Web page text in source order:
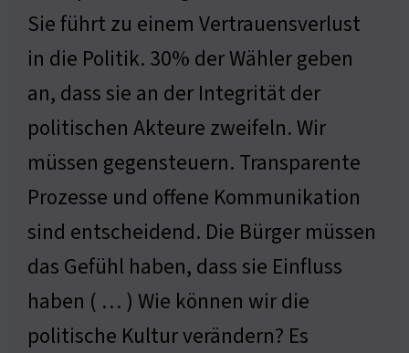
Sie führt zu einem Vertrauensverlust
in die Politik. 30% der Wähler geben
an, dass sie an der Integrität der
politischen Akteure zweifeln. Wir
müssen gegensteuern. Transparente
Prozesse und offene Kommunikation
sind entscheidend. Die Bürger müssen
das Gefühl haben, dass sie Einfluss
haben ( … ) Wie können wir die
politische Kultur verändern? Es